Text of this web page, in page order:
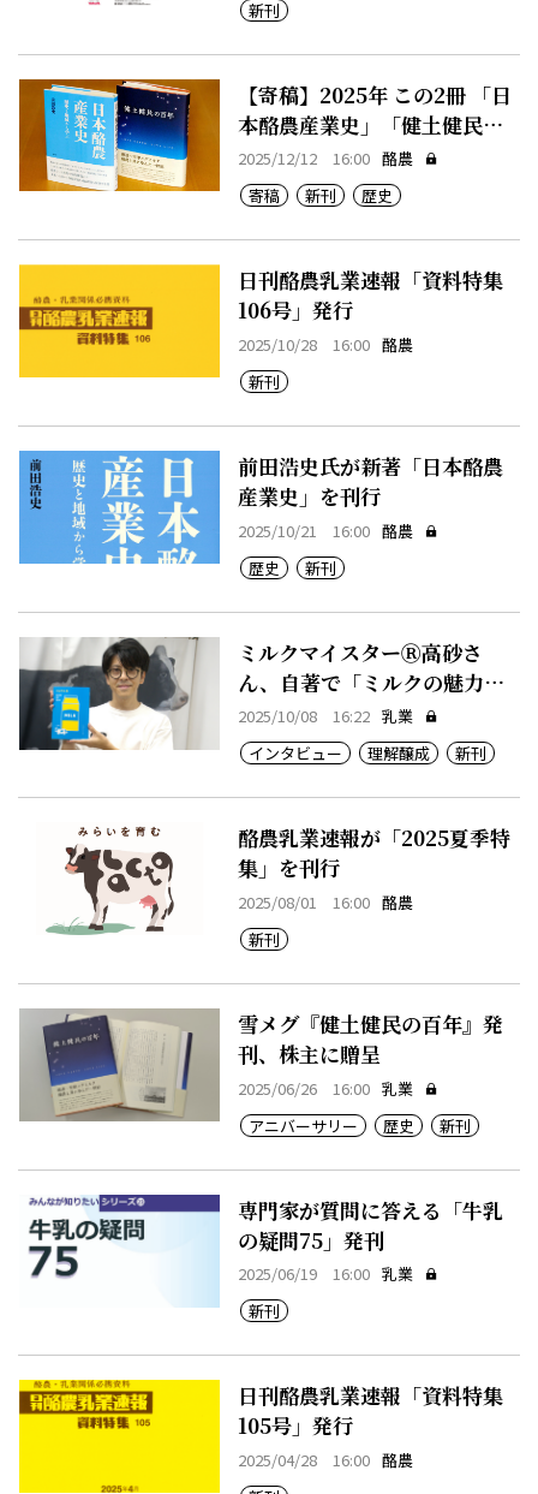
新刊
【寄稿】2025年 この2冊 「日
本酪農産業史」「健土健民の
百年」・板東寛之氏
2025/12/12 16:00 酪農
寄稿
新刊 歴史
日刊酪農乳業速報「資料特集
106号」発行
2025/10/28 16:00 酪農
新刊
前田浩史氏が新著「日本酪農
産業史」を刊行
2025/10/21 16:00 酪農
歴史
新刊
ミルクマイスターⓇ高砂さ
ん、自著で「ミルクの魅力」
発信
2025/10/08 16:22 乳業
インタビュー
理解醸成 新刊
酪農乳業速報が「2025夏季特
集」を刊行
2025/08/01 16:00 酪農
新刊
雪メグ『健土健民の百年』発
刊、株主に贈呈
2025/06/26 16:00 乳業
アニバーサリー
歴史 新刊
専門家が質問に答える「牛乳
の疑問75」発刊
2025/06/19 16:00 乳業
新刊
日刊酪農乳業速報「資料特集
105号」発行
2025/04/28 16:00 酪農